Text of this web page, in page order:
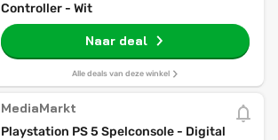
Controller - Wit
Naar deal
Alle deals van deze winkel
MediaMarkt
Playstation PS 5 Spelconsole - Digital